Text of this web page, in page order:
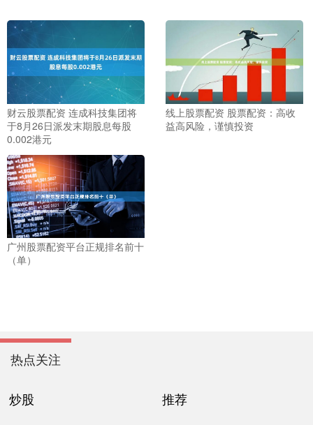
财云股票配资 连成科技集团将
于8月26日派发末期股息每股
0.002港元
线上股票配资 股票配资：高收
益高风险，谨慎投资
广州股票配资平台正规排名前十
（单）
热点关注
炒股 推荐